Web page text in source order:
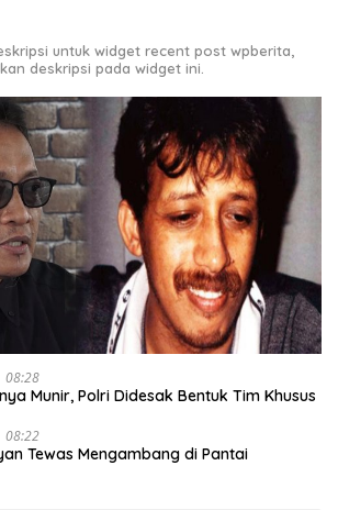
untuk widget recent post wpberita,
deskripsi pada widget ini.
08:28
Munir, Polri Didesak Bentuk Tim Khusus
08:22
Tewas Mengambang di Pantai